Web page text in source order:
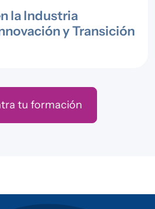
la Industria
y Transición
tu formación